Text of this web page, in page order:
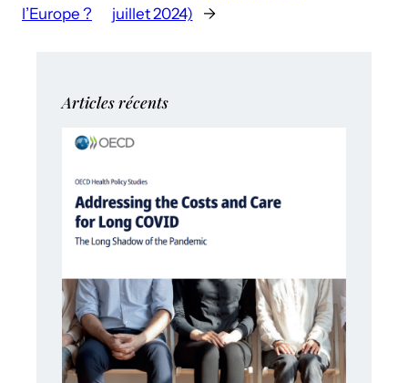
l’Europe ?
juillet 2024)
→
Articles récents